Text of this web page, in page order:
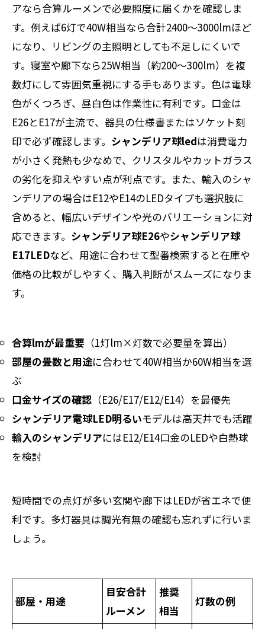
アなら合算ルーメンで必要照度に届くかを確認しま
す。例えば6灯で40W相当なら合計2400〜3000lmほど
になり、リビングの主照明としても不足しにくいで
す。寝室や廊下なら25W相当（約200〜300lm）を複
数灯にして雰囲気重視にする手もあります。色は電球
色がくつろぎ、昼白色は作業性に有利です。口金は
E26とE17が主流で、器具の仕様書またはソケット刻
印で必ず確認します。 シャンデリア球ledは消費電力
が小さく発熱も少なめで、クリスタルやカットガラス
の劣化を抑えやすい点が利点です。また、輸入のシャ
ンデリアの場合はE12やE14のLEDタイプも選択肢に
含めると、幅広いデザインや光のバリエーションに対
応できます。 シャンデリア球E26やシャンデリア球
E17LEDなど、用途に合わせて型番検索すると在庫や
価格の比較がしやすく、購入判断がスムーズになりま
す。
合算lmが最重要 （1灯lm×灯数で必要量を算出）
部屋の畳数と用途に合わせて40W相当か60W相当を選
ぶ
口金サイズの確認 （E26/E17/E12/E14）を最優先
シャンデリア電球LED明るいモデルは高天井でも活躍
輸入のシャンデリアにはE12/E14口金のLEDや白熱球
を検討
短時間での点灯が多い玄関や廊下はLEDが省エネで便
利です。多灯器具は調光有無の確認も忘れずに行いま
しょう。
部屋・用途
目安合計
ルーメン
推奨
相当
灯数の例